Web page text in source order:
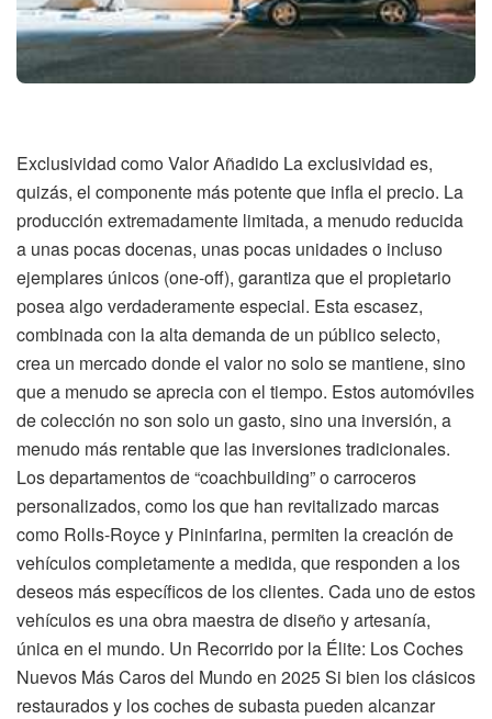
Exclusividad como Valor Añadido La exclusividad es,
quizás, el componente más potente que infla el precio. La
producción extremadamente limitada, a menudo reducida
a unas pocas docenas, unas pocas unidades o incluso
ejemplares únicos (one-off), garantiza que el propietario
posea algo verdaderamente especial. Esta escasez,
combinada con la alta demanda de un público selecto,
crea un mercado donde el valor no solo se mantiene, sino
que a menudo se aprecia con el tiempo. Estos automóviles
de colección no son solo un gasto, sino una inversión, a
menudo más rentable que las inversiones tradicionales.
Los departamentos de “coachbuilding” o carroceros
personalizados, como los que han revitalizado marcas
como Rolls-Royce y Pininfarina, permiten la creación de
vehículos completamente a medida, que responden a los
deseos más específicos de los clientes. Cada uno de estos
vehículos es una obra maestra de diseño y artesanía,
única en el mundo. Un Recorrido por la Élite: Los Coches
Nuevos Más Caros del Mundo en 2025 Si bien los clásicos
restaurados y los coches de subasta pueden alcanzar